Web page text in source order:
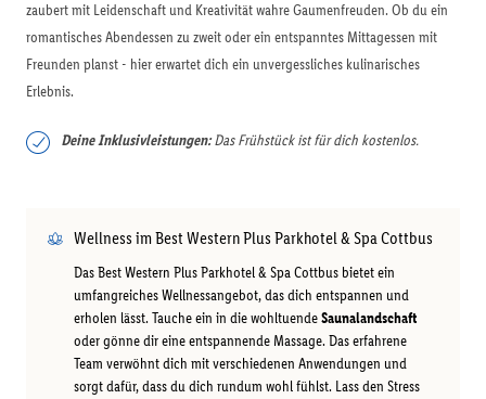
zaubert mit Leidenschaft und Kreativität wahre Gaumenfreuden. Ob du ein
romantisches Abendessen zu zweit oder ein entspanntes Mittagessen mit
Freunden planst - hier erwartet dich ein unvergessliches kulinarisches
Erlebnis.
Deine Inklusivleistungen:Das Frühstück ist für dich kostenlos.
Wellness im Best Western Plus Parkhotel & Spa Cottbus
Das Best Western Plus Parkhotel & Spa Cottbus bietet ein
umfangreiches Wellnessangebot, das dich entspannen und
erholen lässt. Tauche ein in die wohltuendeSaunalandschaft
oder gönne dir eine entspannende Massage. Das erfahrene
Team verwöhnt dich mit verschiedenen Anwendungen und
sorgt dafür, dass du dich rundum wohl fühlst. Lass den Stress